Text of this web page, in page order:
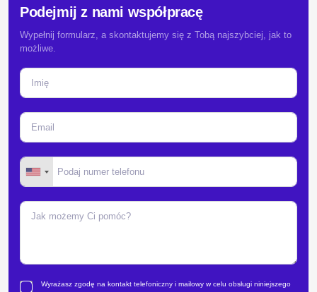
Podejmij z nami współpracę
Wypełnij formularz, a skontaktujemy się z Tobą najszybciej, jak to
możliwe.
Wyrażasz zgodę na kontakt telefoniczny i mailowy w celu obsługi niniejszego